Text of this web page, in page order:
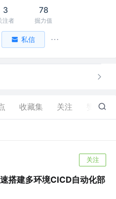
3
注者
78
掘力值
私信
收藏集 关注 85
关注
搭建多环境CICD自动化部